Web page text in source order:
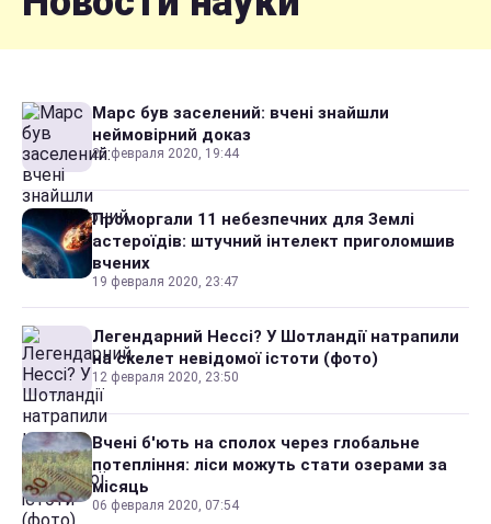
Марс був заселений: вчені знайшли
неймовірний доказ
25 февраля 2020, 19:44
Проморгали 11 небезпечних для Землі
астероїдів: штучний інтелект приголомшив
вчених
19 февраля 2020, 23:47
Легендарний Нессі? У Шотландії натрапили
на скелет невідомої істоти (фото)
12 февраля 2020, 23:50
Вчені б'ють на сполох через глобальне
потепління: ліси можуть стати озерами за
місяць
06 февраля 2020, 07:54